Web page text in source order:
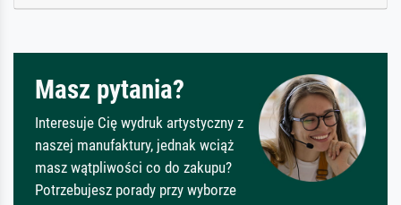
Masz pytania?
Interesuje Cię wydruk artystyczny z
naszej manufaktury, jednak wciąż
masz wątpliwości co do zakupu?
Potrzebujesz porady przy wyborze